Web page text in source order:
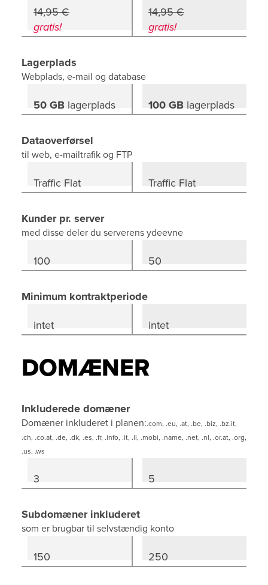
14,95 €
gratis!
14,95 €
gratis!
Lagerplads
Webplads, e-mail og database
50 GB lagerplads 100 GB lagerplads
Dataoverførsel
til web, e-mailtrafik og FTP
Traffic Flat Traffic Flat
Kunder pr. server
med disse deler du serverens ydeevne
100 50
Minimum kontraktperiode
intet intet
DOMÆNER
Inkluderede domæner
Domæner inkluderet i planen:.com, .eu, .at, .be, .biz, .bz.it,
.ch, .co.at, .de, .dk, .es, .fr, .info, .it, .li, .mobi, .name, .net, .nl, .or.at, .org,
.us, .ws
3 5
Subdomæner inkluderet
som er brugbar til selvstændig konto
150 250